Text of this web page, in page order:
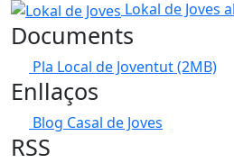
Lokal de Joves
Lokal de Joves
Documents
Pla Local de Joventut(2MB)
Enllaços
Blog Casal de Joves
RSS